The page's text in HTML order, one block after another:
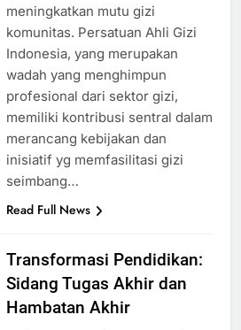
meningkatkan mutu gizi
komunitas. Persatuan Ahli Gizi
Indonesia, yang merupakan
wadah yang menghimpun
profesional dari sektor gizi,
memiliki kontribusi sentral dalam
merancang kebijakan dan
inisiatif yg memfasilitasi gizi
seimbang…
Read Full News
Transformasi Pendidikan:
Sidang Tugas Akhir dan
Hambatan Akhir